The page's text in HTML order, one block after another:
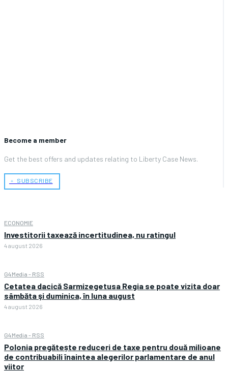
Become a member
Get the best offers and updates relating to Liberty Case News.
﹢ SUBSCRIBE
ECONOMIE
Investitorii taxează incertitudinea, nu ratingul
4 august 2026
G4Media - RSS
Cetatea dacică Sarmizegetusa Regia se poate vizita doar
sâmbăta şi duminica, în luna august
4 august 2026
G4Media - RSS
Polonia pregătește reduceri de taxe pentru două milioane
de contribuabili înaintea alegerilor parlamentare de anul
viitor